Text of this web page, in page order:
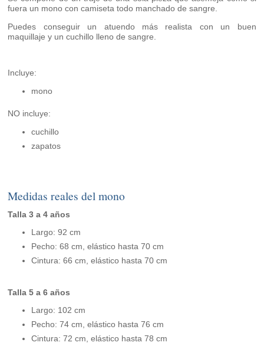
fuera un mono con camiseta todo manchado de sangre.
Puedes conseguir un atuendo más realista con un buen
maquillaje y un cuchillo lleno de sangre.
Incluye:
mono
NO incluye:
cuchillo
zapatos
Medidas reales del mono
Talla 3 a 4 años
Largo: 92 cm
Pecho: 68 cm, elástico hasta 70 cm
Cintura: 66 cm, elástico hasta 70 cm
Talla 5 a 6 años
Largo: 102 cm
Pecho: 74 cm, elástico hasta 76 cm
Cintura: 72 cm, elástico hasta 78 cm